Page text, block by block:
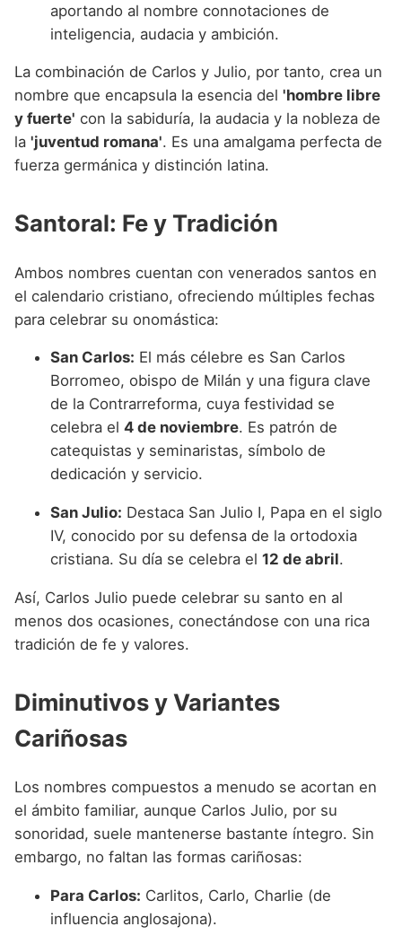
aportando al nombre connotaciones de
inteligencia, audacia y ambición.
La combinación de Carlos y Julio, por tanto, crea un
nombre que encapsula la esencia del 'hombre libre
y fuerte' con la sabiduría, la audacia y la nobleza de
la 'juventud romana'. Es una amalgama perfecta de
fuerza germánica y distinción latina.
Santoral: Fe y Tradición
Ambos nombres cuentan con venerados santos en
el calendario cristiano, ofreciendo múltiples fechas
para celebrar su onomástica:
San Carlos: El más célebre es San Carlos
Borromeo, obispo de Milán y una figura clave
de la Contrarreforma, cuya festividad se
celebra el 4 de noviembre. Es patrón de
catequistas y seminaristas, símbolo de
dedicación y servicio.
San Julio: Destaca San Julio I, Papa en el siglo
IV, conocido por su defensa de la ortodoxia
cristiana. Su día se celebra el 12 de abril.
Así, Carlos Julio puede celebrar su santo en al
menos dos ocasiones, conectándose con una rica
tradición de fe y valores.
Diminutivos y Variantes
Cariñosas
Los nombres compuestos a menudo se acortan en
el ámbito familiar, aunque Carlos Julio, por su
sonoridad, suele mantenerse bastante íntegro. Sin
embargo, no faltan las formas cariñosas:
Para Carlos: Carlitos, Carlo, Charlie (de
influencia anglosajona).